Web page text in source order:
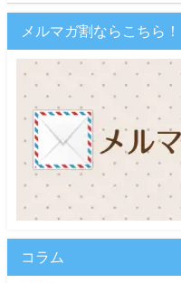
メルマガ割ならこちら！
コラム